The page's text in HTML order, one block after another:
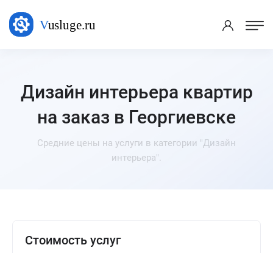
Дизайн интерьера квартир
на заказ в Георгиевске
Средние цены на услуги в категории "Дизайн
интерьера".
Стоимость услуг